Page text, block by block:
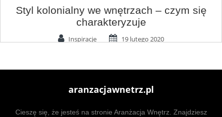
Styl kolonialny we wnętrzach – czym się
charakteryzuje
Inspiracje 19 lutego 2020
aranzacjawnetrz.pl
Cieszę się, że jesteś na stronie Aranżacja Wnętrz. Znajdziesz